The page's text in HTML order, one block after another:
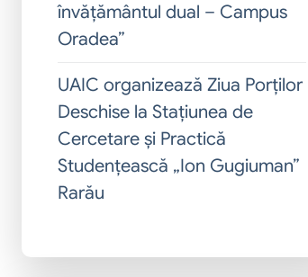
învățământul dual – Campus
Oradea”
UAIC organizează Ziua Porților
Deschise la Stațiunea de
Cercetare și Practică
Studențească „Ion Gugiuman”
Rarău